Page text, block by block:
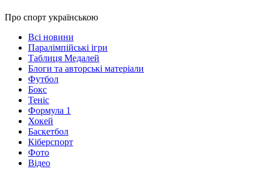
Про спорт українською
Всі новини
Паралімпійські ігри
Таблиця Медалей
Блоги та авторські матеріали
Футбол
Бокс
Теніс
Формула 1
Хокей
Баскетбол
Кіберспорт
Фото
Відео